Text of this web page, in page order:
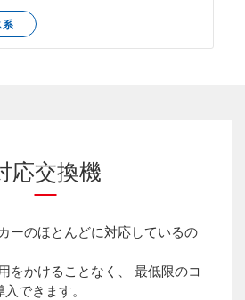
系
応交換機
ーのほとんどに対応しているの
をかけることなく、 最低限のコ
できます。